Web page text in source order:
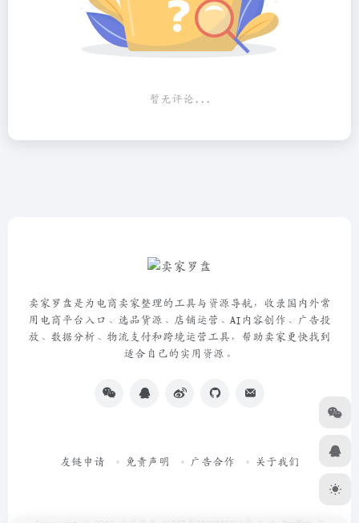
暂无评论...
卖家罗盘是为电商卖家整理的工具与资源导航，收录国内外常
用电商平台入口、选品货源、店铺运营、AI内容创作、广告投
放、数据分析、物流支付和跨境运营工具，帮助卖家更快找到
适合自己的实用资源。
友链申请 免责声明 广告合作 关于我们